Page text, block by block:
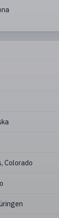
, Colorado